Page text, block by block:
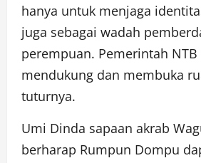
hanya untuk menjaga
juga sebagai wadah
perempuan. Pemerintah NTB
mendukung dan membuka
tuturnya.
Umi Dinda sapaan akrab
berharap Rumpun Dompu